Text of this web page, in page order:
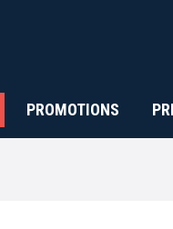
PROMOTIONS